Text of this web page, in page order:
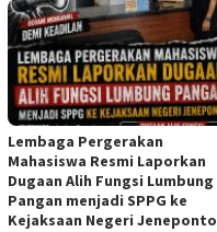
Lembaga Pergerakan
Mahasiswa Resmi Laporkan
Dugaan Alih Fungsi Lumbung
Pangan menjadi SPPG ke
Kejaksaan Negeri Jeneponto